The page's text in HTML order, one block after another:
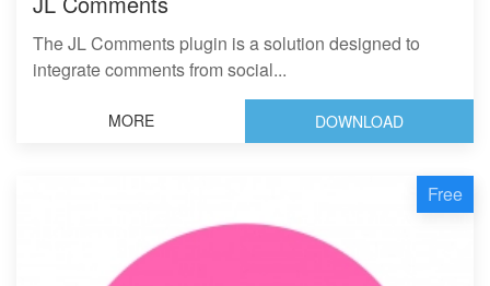
The JL Comments plugin is a solution designed to
integrate comments from social...
MORE DOWNLOAD
Free